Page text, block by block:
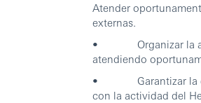
Atender
externas.
• Organizar la
atendiendo
• Garantizar la
con la actividad del